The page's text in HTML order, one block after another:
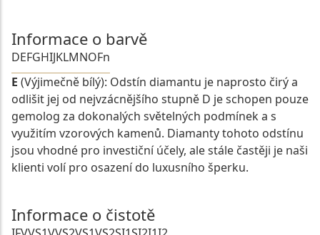
Informace o barvě
DEFGHIJKLMNOFn
E (Výjimečně bílý): Odstín diamantu je naprosto čirý a
odlišit jej od nejvzácnějšího stupně D je schopen pouze
gemolog za dokonalých světelných podmínek a s
využitím vzorových kamenů. Diamanty tohoto odstínu
jsou vhodné pro investiční účely, ale stále častěji je naši
klienti volí pro osazení do luxusního šperku.
Informace o čistotě